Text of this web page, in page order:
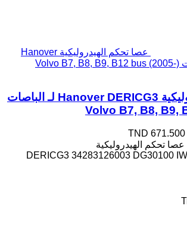
عصا تحكم الهيدروليكية Hanover
عصا تحكم الهيدروليكية Hanover DERICG3 لـ الباصات
Volvo B7, B8, B9,
TND 671.500
عصا تحكم الهيدروليكية
DERICG3 34283126003 DG30100